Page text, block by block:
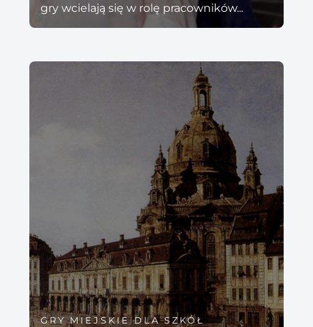
gry wcielają się w rolę pracowników...
GRY MIEJSKIE DLA SZKÓŁ